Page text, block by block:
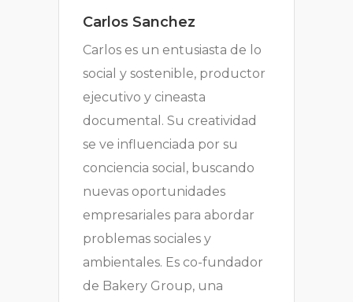
Carlos Sanchez
Carlos es un entusiasta de lo
social y sostenible, productor
ejecutivo y cineasta
documental. Su creatividad
se ve influenciada por su
conciencia social, buscando
nuevas oportunidades
empresariales para abordar
problemas sociales y
ambientales. Es co-fundador
de Bakery Group, una